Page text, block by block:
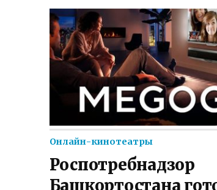
Онлайн-кинотеатры
Роспотребнадзор
Башкортостана